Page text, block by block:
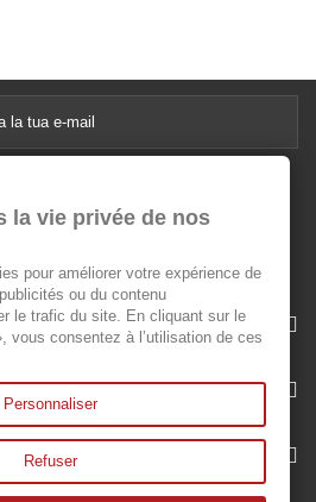
la vie privée de nos
pour améliorer votre expérience de
ou du contenu
le trafic du site. En cliquant sur le
vous consentez à l’utilisation de ces
Personnaliser
Refuser